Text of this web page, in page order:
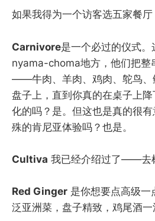
如果我得为一个访客选五家餐厅
Carnivore是一个必过的仪式
nyama-choma地方，他们把整
——牛肉、羊肉、鸡肉、鸵鸟
盘子上，直到你真的在桌子上
化的吗？是。但这也是真的很
殊的肯尼亚体验吗？也是。
Cultiva 我已经介绍过了——去
Red Ginger 是你想要点高级一
泛亚洲菜，盘子精致，鸡尾酒一